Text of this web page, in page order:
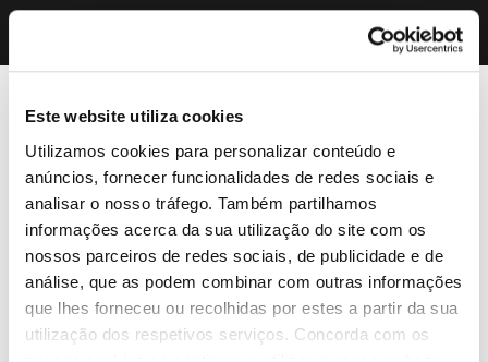
Este website utiliza cookies
Utilizamos cookies para personalizar conteúdo e
anúncios, fornecer funcionalidades de redes sociais e
analisar o nosso tráfego. Também partilhamos
informações acerca da sua utilização do site com os
nossos parceiros de redes sociais, de publicidade e de
análise, que as podem combinar com outras informações
que lhes forneceu ou recolhidas por estes a partir da sua
utilização dos respetivos serviços. Concorda com os